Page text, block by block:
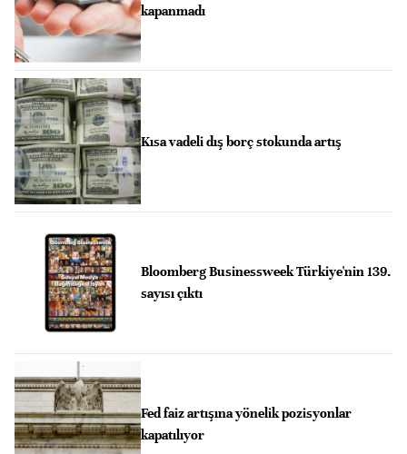
kapanmadı
Kısa vadeli dış borç stokunda artış
Bloomberg Businessweek Türkiye'nin 139.
sayısı çıktı
Fed faiz artışına yönelik pozisyonlar
kapatılıyor